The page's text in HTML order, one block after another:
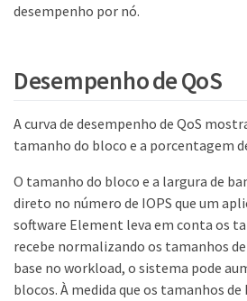
desempenho por nó.
Desempenho de QoS
A curva de desempenho de QoS
tamanho do bloco e a porcentagem
O tamanho do bloco e a largura de
direto no número de IOPS que um
software Element leva em conta os
recebe normalizando os tamanhos
base no workload, o sistema pode
blocos. À medida que os tamanhos